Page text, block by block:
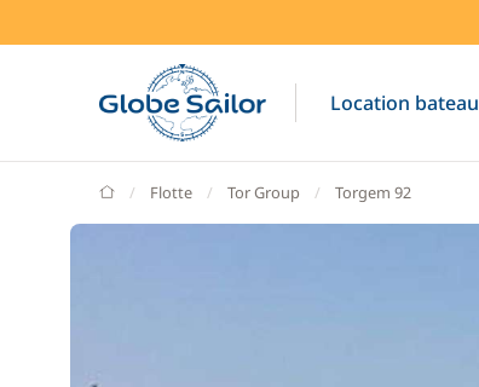
Location bateau
GlobeSailor
Flotte Tor Group Torgem 92